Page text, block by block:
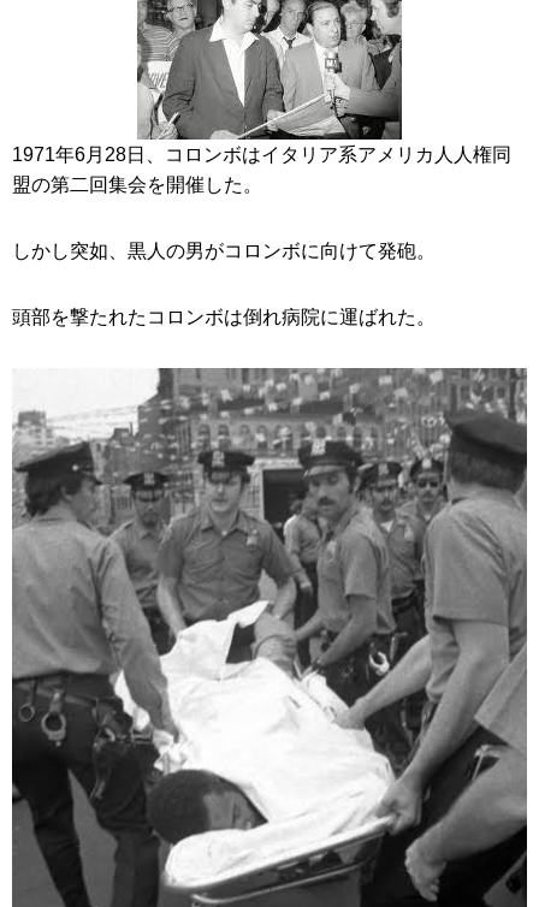
1971年6月28日、コロンボはイタリア系アメリカ人人権同
盟の第二回集会を開催した。
しかし突如、黒人の男がコロンボに向けて発砲。
頭部を撃たれたコロンボは倒れ病院に運ばれた。